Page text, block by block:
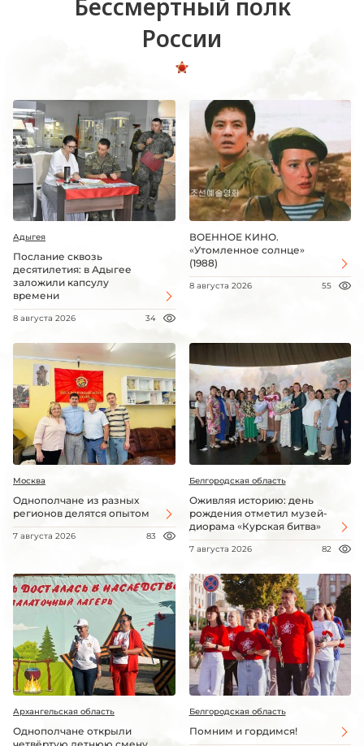
Бессмертный полк
России
Адыгея
Послание сквозь
десятилетия: в Адыгее
заложили капсулу
времени
8 августа 2026 34
ВОЕННОЕ КИНО.
«Утомленное солнце»
(1988)
8 августа 2026 55
Москва
Однополчане из разных
регионов делятся опытом
7 августа 2026 83
Белгородская область
Оживляя историю: день
рождения отметил музей-
диорама «Курская битва»
7 августа 2026 82
Архангельская область
Однополчане открыли
Белгородская область
Помним и гордимся!